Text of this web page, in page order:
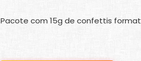
Pacote com 15g de confettis